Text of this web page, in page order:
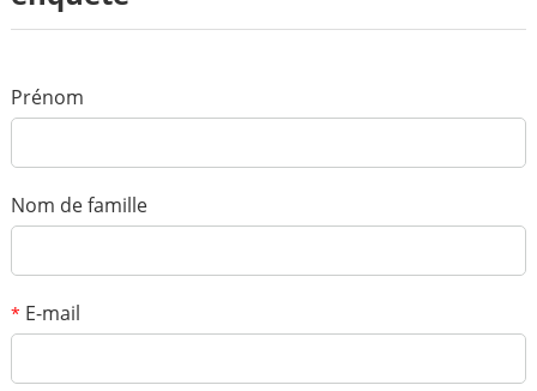
Nom
*Un message
Prénom
Nom de famille
* E-mail